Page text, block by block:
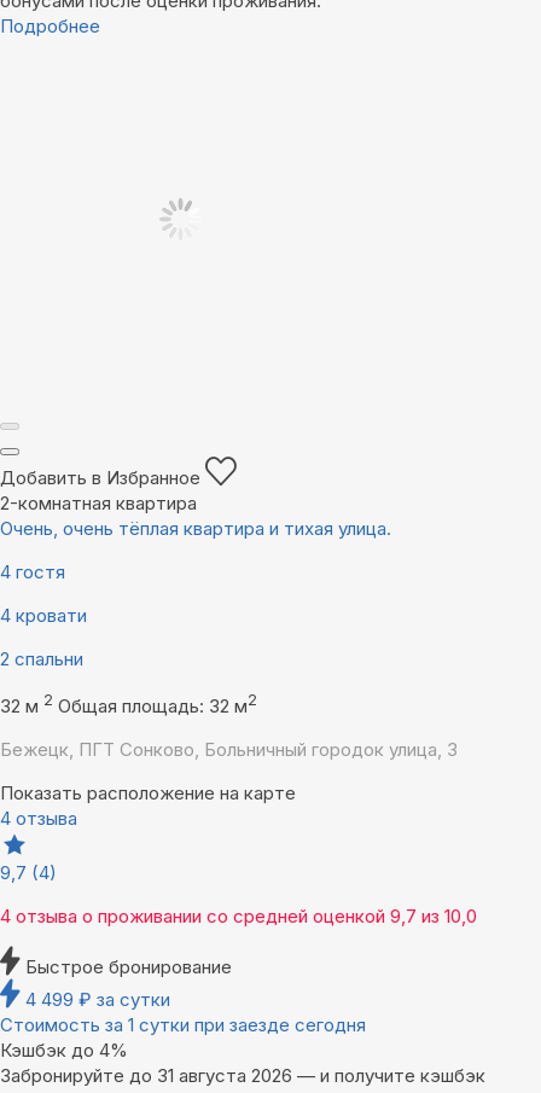
Подробнее
Добавить в Избранное
2-комнатная квартира
Очень, очень тёплая квартира и тихая улица.
4 гостя
4 кровати
2 спальни
32 м 2 Общая площадь: 32 м2
Бежецк, ПГТ Сонково, Больничный городок улица, 3
Показать расположение на карте
4 отзыва
9,7 (4)
4 отзыва о проживании со средней оценкой 9,7 из 10,0
Быстрое бронирование
4 499 ₽ за сутки
Стоимость за 1 сутки при заезде сегодня
Кэшбэк до 4%
Забронируйте до 31 августа 2026 — и получите кэшбэк